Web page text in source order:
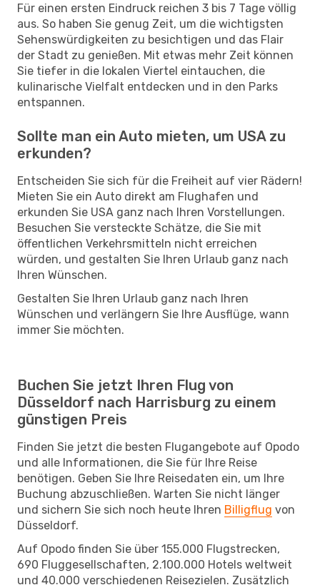
Für einen ersten Eindruck reichen 3 bis 7 Tage völlig
aus. So haben Sie genug Zeit, um die wichtigsten
Sehenswürdigkeiten zu besichtigen und das Flair
der Stadt zu genießen. Mit etwas mehr Zeit können
Sie tiefer in die lokalen Viertel eintauchen, die
kulinarische Vielfalt entdecken und in den Parks
entspannen.
Sollte man ein Auto mieten, um USA zu
erkunden?
Entscheiden Sie sich für die Freiheit auf vier Rädern!
Mieten Sie ein Auto direkt am Flughafen und
erkunden Sie USA ganz nach Ihren Vorstellungen.
Besuchen Sie versteckte Schätze, die Sie mit
öffentlichen Verkehrsmitteln nicht erreichen
würden, und gestalten Sie Ihren Urlaub ganz nach
Ihren Wünschen.
Gestalten Sie Ihren Urlaub ganz nach Ihren
Wünschen und verlängern Sie Ihre Ausflüge, wann
immer Sie möchten.
Buchen Sie jetzt Ihren Flug von
Düsseldorf nach Harrisburg zu einem
günstigen Preis
Finden Sie jetzt die besten Flugangebote auf Opodo
und alle Informationen, die Sie für Ihre Reise
benötigen. Geben Sie Ihre Reisedaten ein, um Ihre
Buchung abzuschließen. Warten Sie nicht länger
und sichern Sie sich noch heute Ihren Billigflug von
Düsseldorf.
Auf Opodo finden Sie über 155.000 Flugstrecken,
690 Fluggesellschaften, 2.100.000 Hotels weltweit
und 40.000 verschiedenen Reisezielen. Zusätzlich